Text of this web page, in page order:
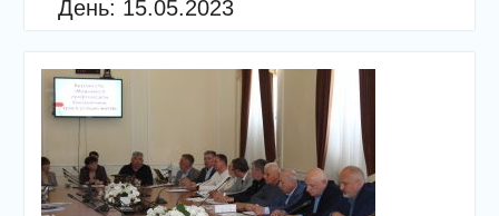
День: 15.05.2023